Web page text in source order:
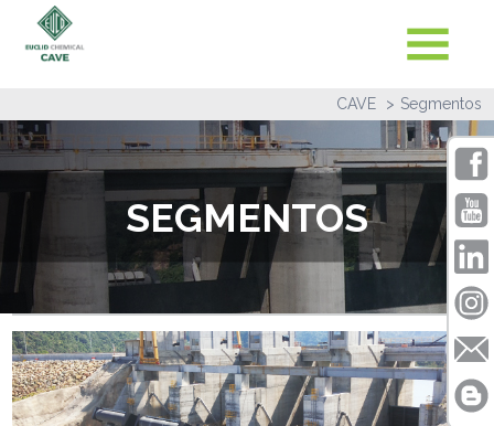
CAVE Segmentos
SEGMENTOS